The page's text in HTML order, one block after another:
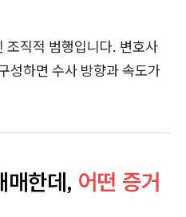
조직적 범행입니다. 변호사
성하면 수사 방향과 속도가
매한데, 어떤 증거